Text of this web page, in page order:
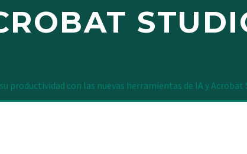
productividad con las nuevas herramientas de IA y Acrobat